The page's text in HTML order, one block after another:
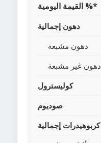
القيمة اليومية %*
دهون إجمالية
دهون مشبعة
دهون غير مشبعة
كوليسترول
صوديوم
كربوهيدرات إجمالية